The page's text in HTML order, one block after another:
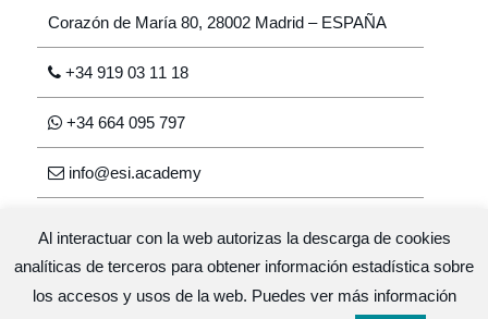
Corazón de María 80, 28002 Madrid – ESPAÑA
+34 919 03 11 18
+34 664 095 797
info@esi.academy
Escuela de salud integrativa © 2026 · Diseño y
Al interactuar con la web autorizas la descarga de cookies
analíticas de terceros para obtener información estadística sobre
los accesos y usos de la web. Puedes ver más información